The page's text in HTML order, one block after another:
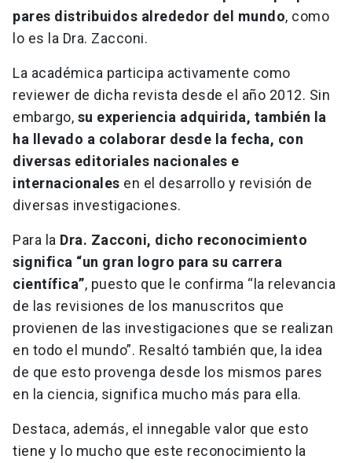
pares distribuidos alrededor del mundo, como
lo es la Dra. Zacconi.
La académica participa activamente como
reviewer de dicha revista desde el año 2012. Sin
embargo, su experiencia adquirida, también la
ha llevado a colaborar desde la fecha, con
diversas editoriales nacionales e
internacionales en el desarrollo y revisión de
diversas investigaciones.
Para la Dra. Zacconi, dicho reconocimiento
significa “un gran logro para su carrera
científica”, puesto que le confirma “la relevancia
de las revisiones de los manuscritos que
provienen de las investigaciones que se realizan
en todo el mundo”. Resaltó también que, la idea
de que esto provenga desde los mismos pares
en la ciencia, significa mucho más para ella.
Destaca, además, el innegable valor que esto
tiene y lo mucho que este reconocimiento la